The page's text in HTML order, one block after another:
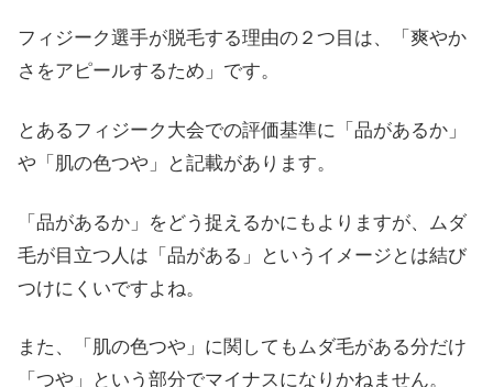
フィジーク選手が脱毛する理由の２つ目は、「爽やか
さをアピールするため」です。
とあるフィジーク大会での評価基準に「品があるか」
や「肌の色つや」と記載があります。
「品があるか」をどう捉えるかにもよりますが、ムダ
毛が目立つ人は「品がある」というイメージとは結び
つけにくいですよね。
また、「肌の色つや」に関してもムダ毛がある分だけ
「つや」という部分でマイナスになりかねません。